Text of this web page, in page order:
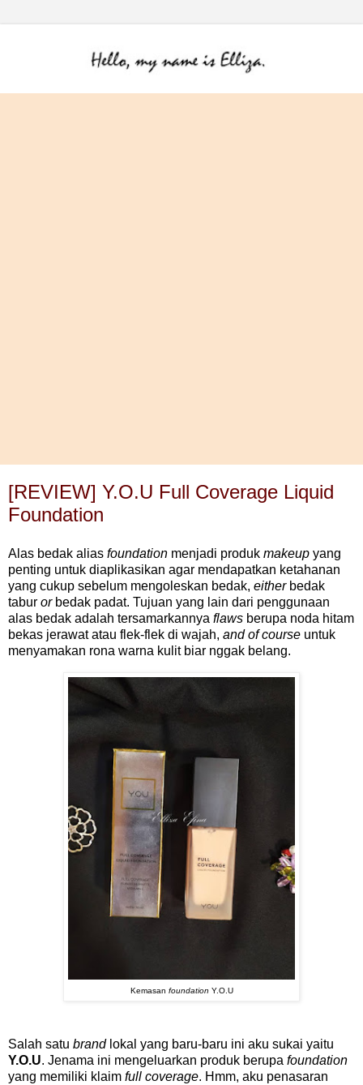
[REVIEW] Y.O.U Full Coverage Liquid
Foundation
Alas bedak alias foundation menjadi produk makeup yang
penting untuk diaplikasikan agar mendapatkan ketahanan
yang cukup sebelum mengoleskan bedak, either bedak
tabur or bedak padat. Tujuan yang lain dari penggunaan
alas bedak adalah tersamarkannya flaws berupa noda hitam
bekas jerawat atau flek-flek di wajah, and of course untuk
menyamakan rona warna kulit biar nggak belang.
Kemasan foundation Y.O.U
Salah satu brand lokal yang baru-baru ini aku sukai yaitu
Y.O.U. Jenama ini mengeluarkan produk berupa foundation
yang memiliki klaim full coverage. Hmm, aku penasaran